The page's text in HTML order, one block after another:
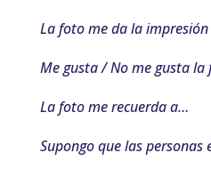
La foto me da la
Me gusta / No me gusta
La foto me recuerda a…
Supongo que las